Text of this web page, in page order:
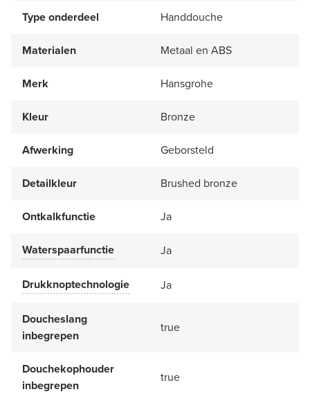
Type onderdeel Handdouche
Materialen Metaal en ABS
Merk Hansgrohe
Kleur Bronze
Afwerking Geborsteld
Detailkleur Brushed bronze
Ontkalkfunctie Ja
Waterspaarfunctie Ja
Drukknoptechnologie Ja
Doucheslang
inbegrepen
true
Douchekophouder
inbegrepen
true